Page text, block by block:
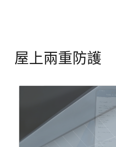
屋上兩重防護